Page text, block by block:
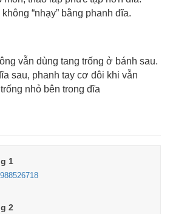
“nhạy” bằng phanh đĩa.
vẫn dùng tang trống ở bánh sau.
sau, phanh tay cơ đôi khi vẫn
nhỏ bên trong đĩa
1
2